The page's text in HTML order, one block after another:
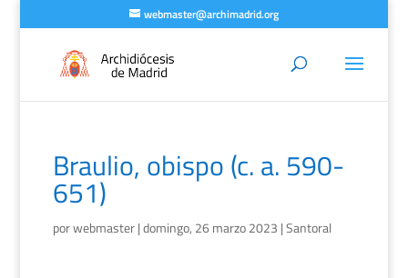
webmaster@archimadrid.org
Braulio, obispo (c. a. 590-
651)
porwebmaster|domingo, 26 marzo 2023 |Santoral